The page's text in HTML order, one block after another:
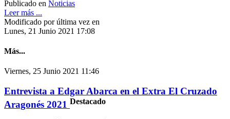
Publicado en Noticias
Leer más ...
Modificado por última vez en
Lunes, 21 Junio 2021 17:08
Más...
Viernes, 25 Junio 2021 11:46
Entrevista a Edgar Abarca en el Extra El Cruzado
Aragonés 2021 Destacado